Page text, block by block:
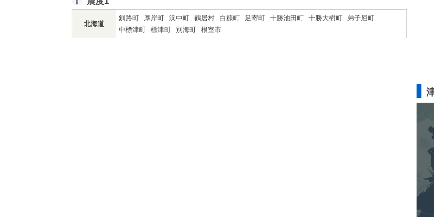
北海道
釧路町 厚岸町 浜中町 鶴居村 白糠町 足寄町 十勝池田町 十勝大樹町
弟子屈町
中標津町
標津町 別海町 根室市